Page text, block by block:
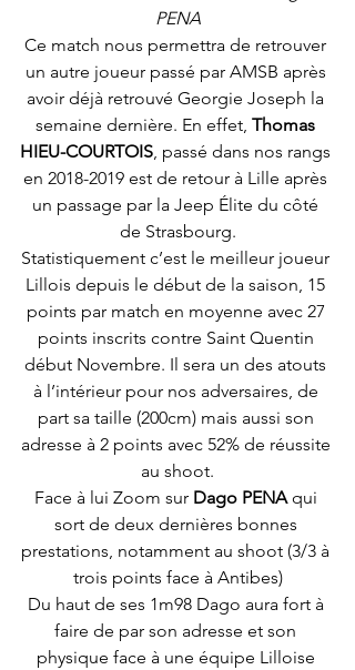
PENA
Ce match nous permettra de retrouver
un autre joueur passé par AMSB après
avoir déjà retrouvé Georgie Joseph la
semaine dernière. En effet, Thomas
HIEU-COURTOIS, passé dans nos rangs
en 2018-2019 est de retour à Lille après
un passage par la Jeep Élite du côté
de Strasbourg.
Statistiquement c’est le meilleur joueur
Lillois depuis le début de la saison, 15
points par match en moyenne avec 27
points inscrits contre Saint Quentin
début Novembre. Il sera un des atouts
à l’intérieur pour nos adversaires, de
part sa taille (200cm) mais aussi son
adresse à 2 points avec 52% de réussite
au shoot.
Face à lui Zoom sur Dago PENA qui
sort de deux dernières bonnes
prestations, notamment au shoot (3/3 à
trois points face à Antibes)
Du haut de ses 1m98 Dago aura fort à
faire de par son adresse et son
physique face à une équipe Lilloise